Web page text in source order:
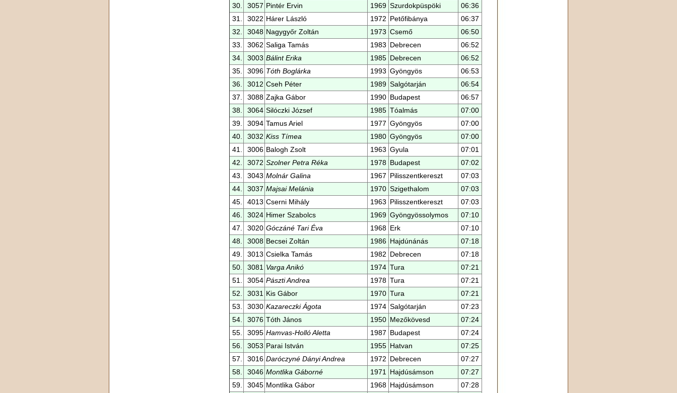
30.
3057 Pintér Ervin 1969 Szurdokpüspöki
06:36
31.
3022 Hárer László 1972 Petőfibánya
06:37
32.
3048 Nagygyőr Zoltán 1973 Csemő
06:50
33.
3062 Saliga Tamás 1983 Debrecen
06:52
34.
3003 Bálint Erika 1985 Debrecen
06:52
35.
3096 Tóth Boglárka 1993 Gyöngyös
06:53
36.
3012 Cseh Péter 1989 Salgótarján
06:54
37.
3088 Zajka Gábor 1990 Budapest
06:57
38.
3064 Silóczki József 1985 Tóalmás
07:00
39.
3094 Tamus Ariel 1977 Gyöngyös
07:00
40.
3032 Kiss Tímea 1980 Gyöngyös
07:00
41.
3006 Balogh Zsolt 1963 Gyula
07:01
42.
3072 Szolner Petra Réka 1978 Budapest
07:02
43.
3043 Molnár Galina 1967 Pilisszentkereszt
07:03
44.
3037 Majsai Melánia 1970 Szigethalom
07:03
45.
4013 Cserni Mihály 1963 Pilisszentkereszt
07:03
46.
3024 Himer Szabolcs 1969 Gyöngyössolymos
07:10
47.
3020 Góczáné Tari Éva 1968 Erk
07:10
48.
3008 Becsei Zoltán 1986 Hajdúnánás
07:18
49.
3013 Csielka Tamás 1982 Debrecen
07:18
50.
3081 Varga Anikó 1974 Tura
07:21
51.
3054 Pászti Andrea 1978 Tura
07:21
52.
3031 Kis Gábor 1970 Tura
07:21
53.
3030 Kazareczki Ágota 1974 Salgótarján
07:23
54.
3076 Tóth János 1950 Mezőkövesd
07:24
55.
3095 Hamvas-Holló Aletta 1987 Budapest
07:24
56.
3053 Parai István 1955 Hatvan
07:25
57.
3016 Daróczyné Dányi Andrea 1972 Debrecen
07:27
58.
3046 Montlika Gáborné 1971 Hajdúsámson
07:27
59.
3045 Montlika Gábor 1968 Hajdúsámson
07:28